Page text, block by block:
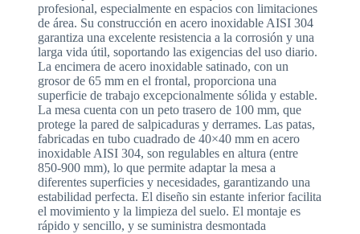
profesional, especialmente en espacios con limitaciones
de área. Su construcción en acero inoxidable AISI 304
garantiza una excelente resistencia a la corrosión y una
larga vida útil, soportando las exigencias del uso diario.
La encimera de acero inoxidable satinado, con un
grosor de 65 mm en el frontal, proporciona una
superficie de trabajo excepcionalmente sólida y estable.
La mesa cuenta con un peto trasero de 100 mm, que
protege la pared de salpicaduras y derrames. Las patas,
fabricadas en tubo cuadrado de 40×40 mm en acero
inoxidable AISI 304, son regulables en altura (entre
850-900 mm), lo que permite adaptar la mesa a
diferentes superficies y necesidades, garantizando una
estabilidad perfecta. El diseño sin estante inferior facilita
el movimiento y la limpieza del suelo. El montaje es
rápido y sencillo, y se suministra desmontada